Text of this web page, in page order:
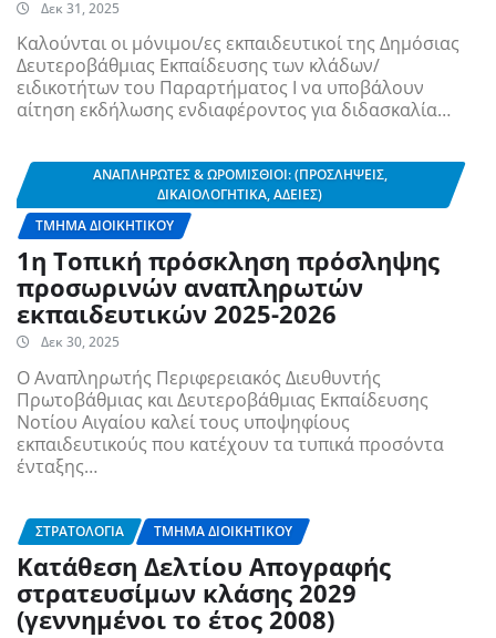
Δεκ 31, 2025
Καλούνται οι μόνιμοι/ες εκπαιδευτικοί της Δημόσιας
Δευτεροβάθμιας Εκπαίδευσης των κλάδων/
ειδικοτήτων του Παραρτήματος Ι να υποβάλουν
αίτηση εκδήλωσης ενδιαφέροντος για διδασκαλία…
ΑΝΑΠΛΗΡΩΤΈΣ & ΩΡΟΜΊΣΘΙΟΙ: (ΠΡΟΣΛΉΨΕΙΣ,
ΔΙΚΑΙΟΛΟΓΗΤΙΚΆ, ΆΔΕΙΕΣ)
ΤΜΉΜΑ ΔΙΟΙΚΗΤΙΚΟΎ
1η Τοπική πρόσκληση πρόσληψης
προσωρινών αναπληρωτών
εκπαιδευτικών 2025-2026
Δεκ 30, 2025
Ο Αναπληρωτής Περιφερειακός Διευθυντής
Πρωτοβάθμιας και Δευτεροβάθμιας Εκπαίδευσης
Νοτίου Αιγαίου καλεί τους υποψηφίους
εκπαιδευτικούς που κατέχουν τα τυπικά προσόντα
ένταξης…
ΣΤΡΑΤΟΛΟΓΊΑ ΤΜΉΜΑ ΔΙΟΙΚΗΤΙΚΟΎ
Κατάθεση Δελτίου Απογραφής
στρατευσίμων κλάσης 2029
(γεννημένοι το έτος 2008)